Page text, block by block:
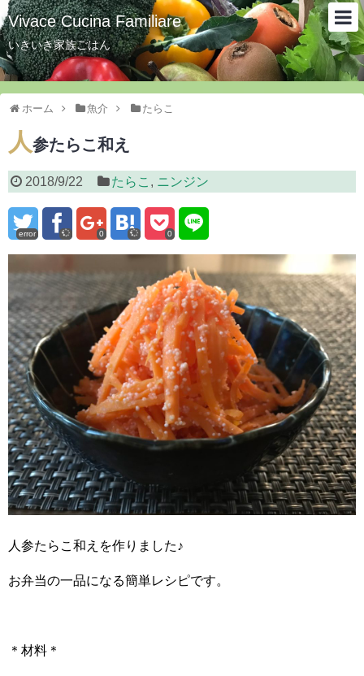
Vivace Cucina Familiare
いきいき家族ごはん
ホーム 魚介 たらこ
人参たらこ和え
2018/9/22 たらこ , ニンジン
error 0 0
人参たらこ和えを作りました♪
お弁当の一品になる簡単レシピです。
＊材料＊